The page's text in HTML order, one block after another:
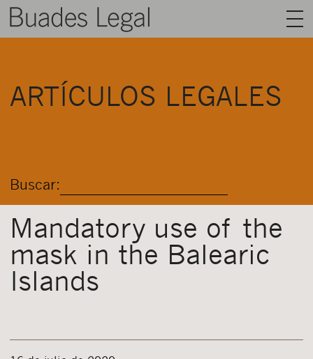
ÁREAS
CONTACTO
ESPAÑOL
ARTÍCULOS LEGALES
Buscar:
Mandatory use of the
mask in the Balearic
Islands